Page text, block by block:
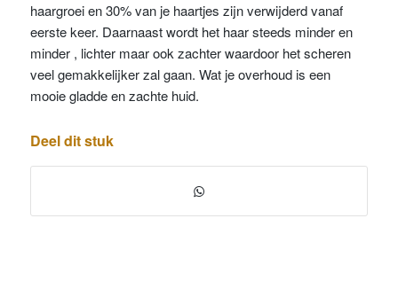
haargroei en 30% van je haartjes zijn verwijderd vanaf
eerste keer. Daarnaast wordt het haar steeds minder en
minder , lichter maar ook zachter waardoor het scheren
veel gemakkelijker zal gaan. Wat je overhoud is een
mooie gladde en zachte huid.
Deel dit stuk